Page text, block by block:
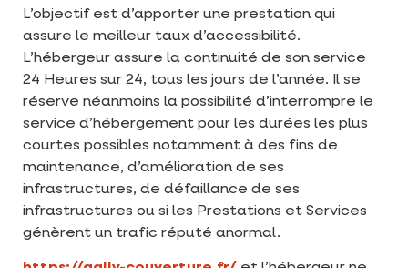
L’objectif est d’apporter une prestation qui
assure le meilleur taux d’accessibilité.
L’hébergeur assure la continuité de son service
24 Heures sur 24, tous les jours de l’année. Il se
réserve néanmoins la possibilité d’interrompre le
service d’hébergement pour les durées les plus
courtes possibles notamment à des fins de
maintenance, d’amélioration de ses
infrastructures, de défaillance de ses
infrastructures ou si les Prestations et Services
génèrent un trafic réputé anormal.